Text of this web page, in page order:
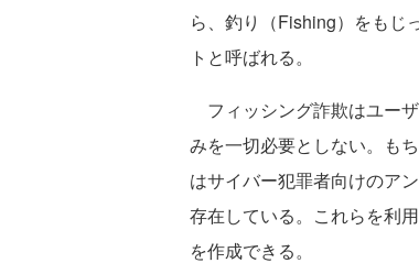
ら、釣り（Fishing）をもじ
トと呼ばれる。
フィッシング詐欺はユー
みを一切必要としない。も
はサイバー犯罪者向けのア
存在している。これらを利
を作成できる。